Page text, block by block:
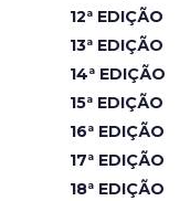
12ª EDIÇÃO
13ª EDIÇÃO
14ª EDIÇÃO
15ª EDIÇÃO
16ª EDIÇÃO
17ª EDIÇÃO
18ª EDIÇÃO